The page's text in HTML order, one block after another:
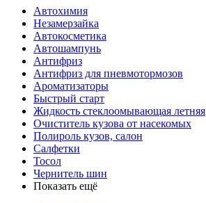
Автохимия
Незамерзайка
Автокосметика
Автошампунь
Антифриз
Антифриз для пневмотормозов
Ароматизаторы
Быстрый старт
Жидкость стеклоомывающая летняя
Очиститель кузова от насекомых
Полироль кузов, салон
Салфетки
Тосол
Чернитель шин
Показать ещё